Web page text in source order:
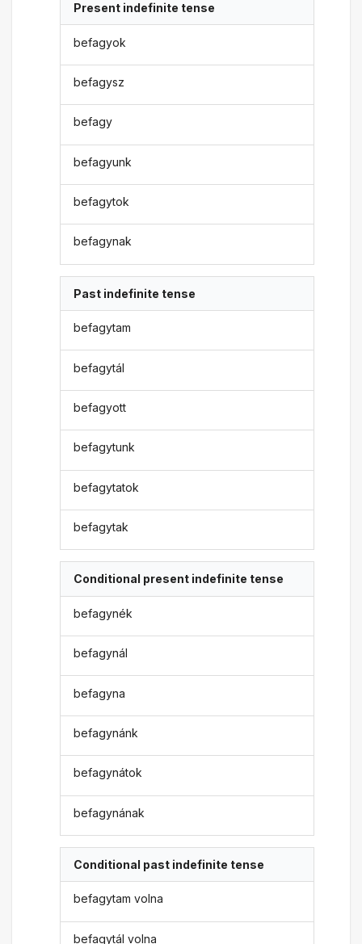
Present indefinite tense
befagyok
befagysz
befagy
befagyunk
befagytok
befagynak
Past indefinite tense
befagytam
befagytál
befagyott
befagytunk
befagytatok
befagytak
Conditional present indefinite tense
befagynék
befagynál
befagyna
befagynánk
befagynátok
befagynának
Conditional past indefinite tense
befagytam volna
befagytál volna